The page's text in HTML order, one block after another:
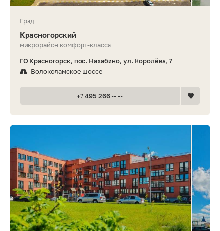
Град
Красногорский
микрорайон комфорт-класса
ГО Красногорск, пос. Нахабино, ул. Королёва, 7
Волоколамское шоссе
+7 495 266 •• ••